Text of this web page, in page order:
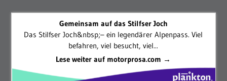
Gemeinsam auf das Stilfser Joch
Das Stilfser Joch&nbsp;– ein legendärer Alpenpass. Viel
befahren, viel besucht, viel...
Lese weiter auf motorprosa.com →